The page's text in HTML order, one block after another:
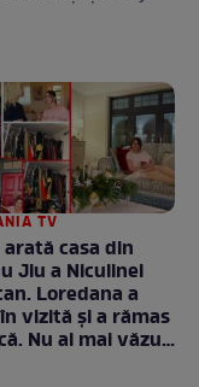
TV
arată casa din
Jiu a Niculinei
Loredana a
vizită și a rămas
Nu ai mai văzut